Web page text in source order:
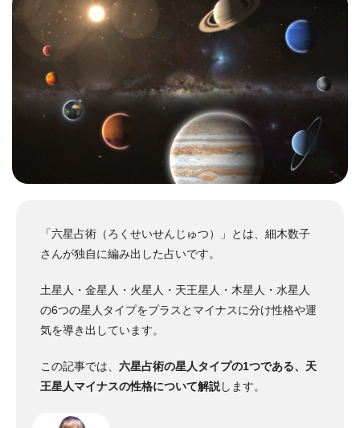
「六星占術（ろくせいせんじゅつ）」とは、細木数子
さんが独自に編み出した占いです。
土星人・金星人・火星人・天王星人・木星人・水星人
の6つの星人タイプをプラスとマイナスに分け性格や運
気を導き出しています。
この記事では、 六星占術の星人タイプの1つである、天
王星人マイナスの性格について解説します。